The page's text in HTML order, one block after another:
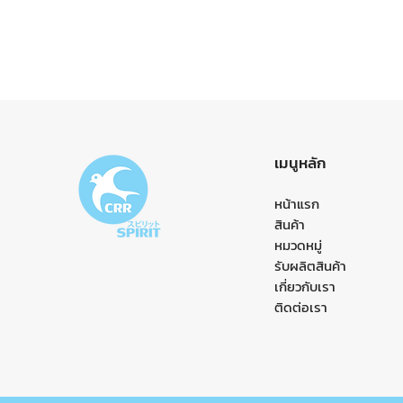
เมนูหลัก
หน้าแรก
สินค้า
หมวดหมู่
รับผลิตสินค้า
เกี่ยวกับเรา
ติดต่อเรา